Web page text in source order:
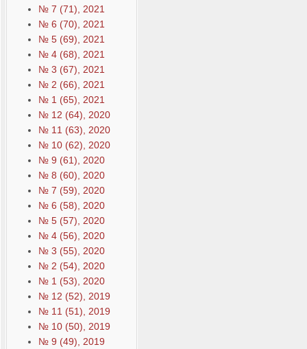
№ 7 (71), 2021
№ 6 (70), 2021
№ 5 (69), 2021
№ 4 (68), 2021
№ 3 (67), 2021
№ 2 (66), 2021
№ 1 (65), 2021
№ 12 (64), 2020
№ 11 (63), 2020
№ 10 (62), 2020
№ 9 (61), 2020
№ 8 (60), 2020
№ 7 (59), 2020
№ 6 (58), 2020
№ 5 (57), 2020
№ 4 (56), 2020
№ 3 (55), 2020
№ 2 (54), 2020
№ 1 (53), 2020
№ 12 (52), 2019
№ 11 (51), 2019
№ 10 (50), 2019
№ 9 (49), 2019